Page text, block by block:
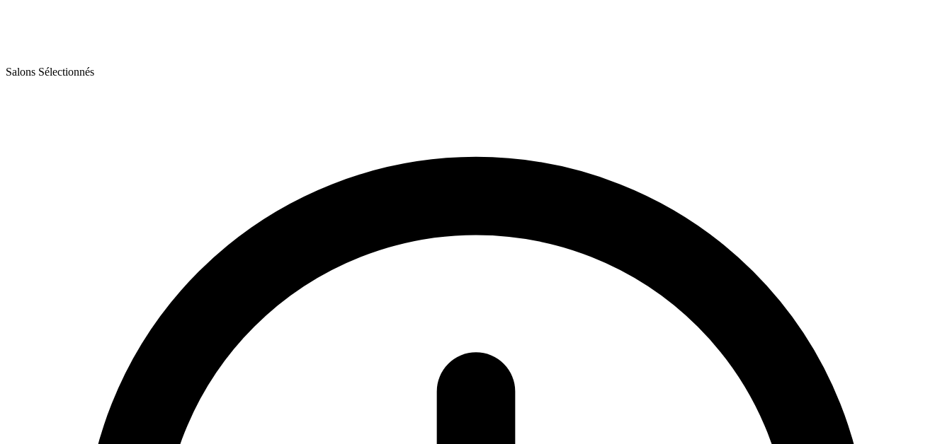
Salons Sélectionnés